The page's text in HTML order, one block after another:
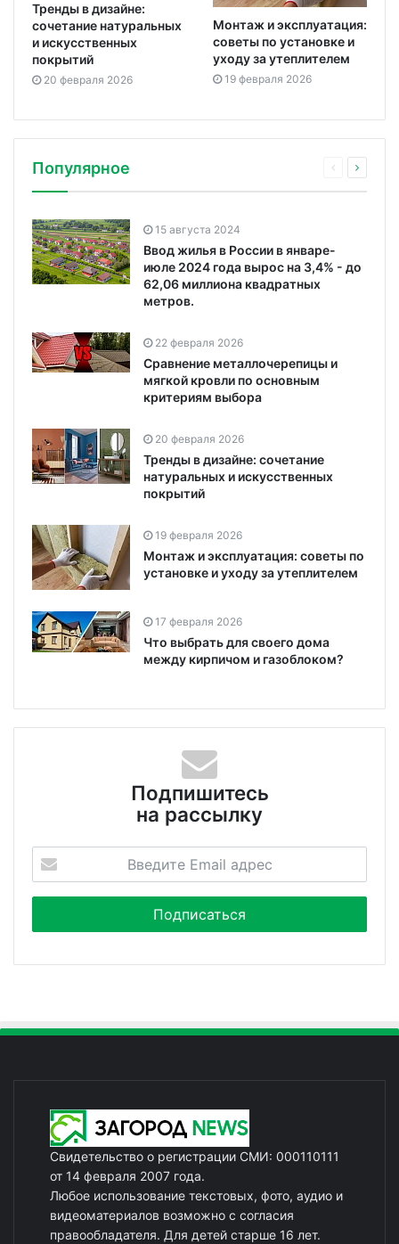
Тренды в дизайне:
сочетание натуральных
и искусственных
покрытий
20 февраля 2026
Монтаж и эксплуатация:
советы по установке и
уходу за утеплителем
19 февраля 2026
Популярное
15 августа 2024
Ввод жилья в России в январе-
июле 2024 года вырос на 3,4% - до
62,06 миллиона квадратных
метров.
22 февраля 2026
Сравнение металлочерепицы и
мягкой кровли по основным
критериям выбора
20 февраля 2026
Тренды в дизайне: сочетание
натуральных и искусственных
покрытий
19 февраля 2026
Монтаж и эксплуатация: советы по
установке и уходу за утеплителем
17 февраля 2026
Что выбрать для своего дома
между кирпичом и газоблоком?
Подпишитесь
на рассылку
Свидетельство о регистрации СМИ: 000110111
от 14 февраля 2007 года.
Любое использование текстовых, фото, аудио и
видеоматериалов возможно с согласия
правообладателя. Для детей старше 16 лет.